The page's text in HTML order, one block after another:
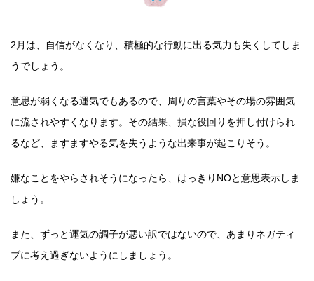
2月は、自信がなくなり、積極的な行動に出る気力も失くしてしま
うでしょう。
意思が弱くなる運気でもあるので、周りの言葉やその場の雰囲気
に流されやすくなります。その結果、損な役回りを押し付けられ
るなど、ますますやる気を失うような出来事が起こりそう。
嫌なことをやらされそうになったら、はっきりNOと意思表示しま
しょう。
また、ずっと運気の調子が悪い訳ではないので、あまりネガティ
ブに考え過ぎないようにしましょう。